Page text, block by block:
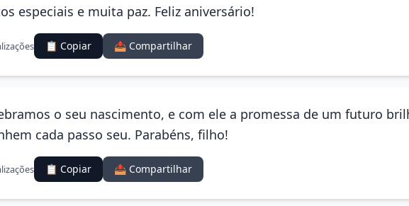
especiais e muita paz. Feliz aniversário!
📋 Copiar 📤 Compartilhar
o seu nascimento, e com ele a promessa de um futuro
cada passo seu. Parabéns, filho!
📋 Copiar 📤 Compartilhar